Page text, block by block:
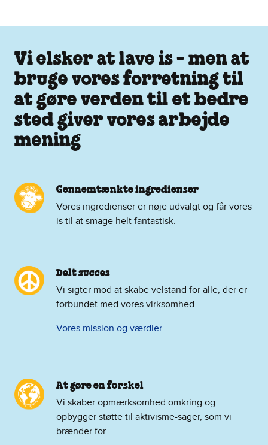
Vi elsker at lave is - men at
bruge vores forretning til
at gøre verden til et bedre
sted giver vores arbejde
mening
Gennemtænkte ingredienser
Vores ingredienser er nøje udvalgt og får vores
is til at smage helt fantastisk.
Delt succes
Vi sigter mod at skabe velstand for alle, der er
forbundet med vores virksomhed.
Vores mission og værdier
At gøre en forskel
Vi skaber opmærksomhed omkring og
opbygger støtte til aktivisme-sager, som vi
brænder for.